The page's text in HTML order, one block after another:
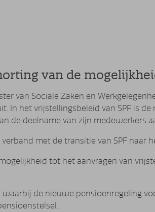
van de
van Sociale Zaken en
In het vrijstellingsbeleid van SPF is
de deelname van zijn medewerkers
met de transitie van SPF naar
tot het aanvragen van
waarbij de nieuwe pensioenregeling